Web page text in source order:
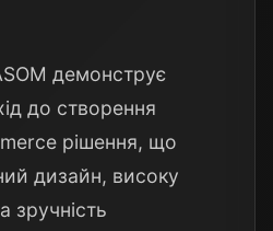
демонструє
до створення
рішення, що
дизайн, високу
зручність